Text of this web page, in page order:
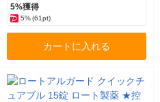
5%獲得
5%(61pt)
カートに入れる